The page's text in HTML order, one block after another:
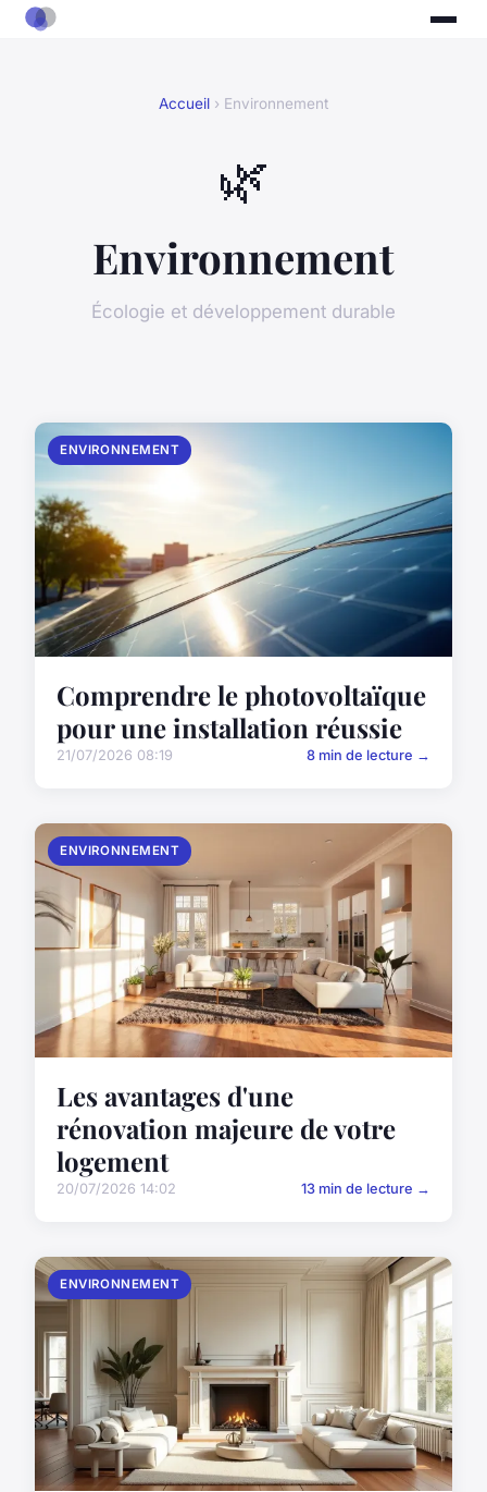
Accueil › Environnement
🌿
Environnement
Écologie et développement durable
ENVIRONNEMENT
Comprendre le photovoltaïque
pour une installation réussie
21/07/2026 08:19 8 min de lecture →
ENVIRONNEMENT
Les avantages d'une
rénovation majeure de votre
logement
20/07/2026 14:02 13 min de lecture →
ENVIRONNEMENT